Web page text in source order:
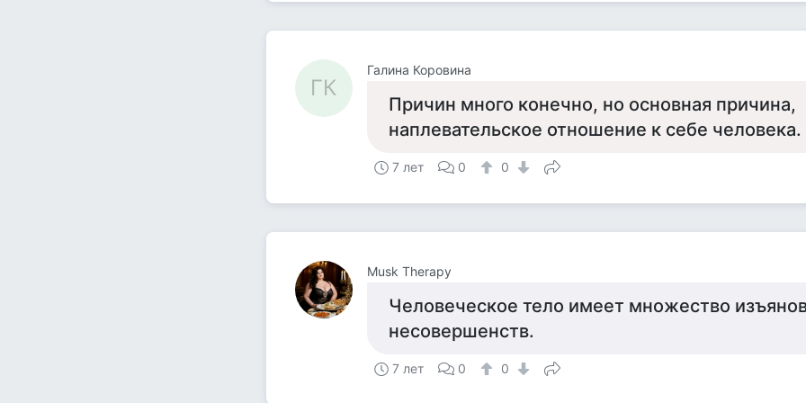
ГК
Галина Коровина
Причин много конечно, но основная причина,
наплевательское отношение к себе человека.
7 лет 0 0
Musk Therapy
Человеческое тело имеет множество
несовершенств.
7 лет 0 0